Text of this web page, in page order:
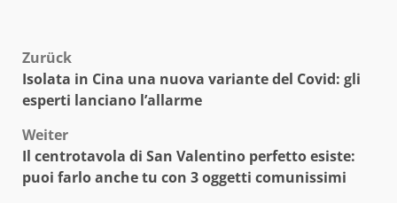
Beitragsnavigation
Zurück
Isolata in Cina una nuova variante del Covid: gli
esperti lanciano l’allarme
Weiter
Il centrotavola di San Valentino perfetto esiste:
puoi farlo anche tu con 3 oggetti comunissimi